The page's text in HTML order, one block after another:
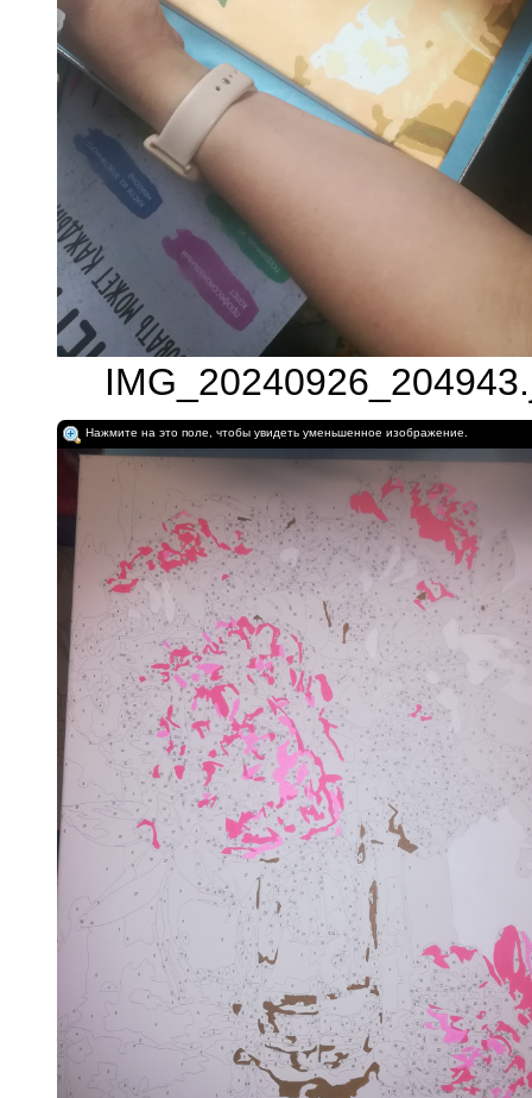
Нажмите на это поле, чтобы увидеть уменьшенное изображение.